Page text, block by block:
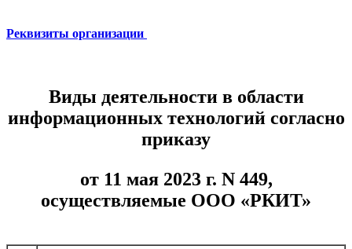
Реквизиты организации
Виды деятельности в области
информационных технологий согласно
приказу
от 11 мая 2023 г. N 449,
осуществляемые ООО «РКИТ»